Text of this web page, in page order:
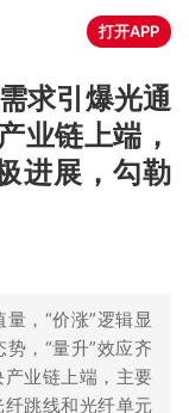
打开APP
求引爆光通
业链上端，
进展，勾勒
，“价涨”逻辑显
，“量升”效应齐
业链上端，主要
跳线和光纤单元